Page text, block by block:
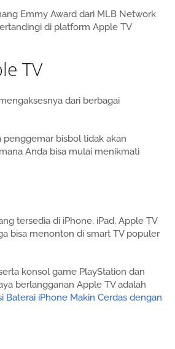
Emmy Award dari MLB Network
di platform Apple TV
TV
dari berbagai
bisbol tidak akan
Anda bisa mulai menikmati
tersedia di iPhone, iPad, Apple TV
bisa menonton di smart TV populer
konsol game PlayStation dan
berlangganan Apple TV adalah
Baterai iPhone Makin Cerdas dengan